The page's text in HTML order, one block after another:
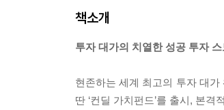
책소개
투자 대가의 치열한 성공 투자 스
현존하는 세계 최고의 투자 대
딴 ‘컨딜 가치펀드’를 출시, 본